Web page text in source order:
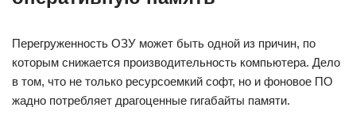
Перегруженность ОЗУ может быть одной из причин, по
которым снижается производительность компьютера. Дело
в том, что не только ресурсоемкий софт, но и фоновое ПО
жадно потребляет драгоценные гигабайты памяти.